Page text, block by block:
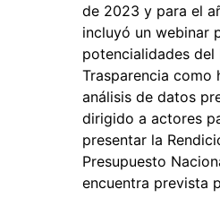
de 2023 y para el
incluyó un webinar
potencialidades del
Trasparencia como
análisis de datos
dirigido a actores
presentar la
Presupuesto
encuentra prevista